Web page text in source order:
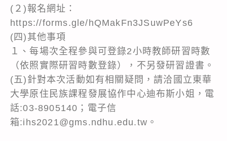
(２)報名網址：
https://forms.gle/hQMakFn3JSuwPeYs6
(四)其他事項
１、每場次全程參與可登錄2小時教師研習時數
（依照實際研習時數登錄），不另發研習證書。
(五)針對本次活動如有相關疑問，請洽國立東華
大學原住民族課程發展協作中心迪布斯小姐，電
話:03-8905140；電子信
箱:ihs2021@gms.ndhu.edu.tw。